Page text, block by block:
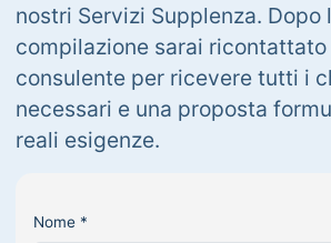
nostri Servizi Supplenza. Dopo
compilazione sarai ricontattato
consulente per ricevere tutti i
necessari e una proposta
reali esigenze.
Nome *